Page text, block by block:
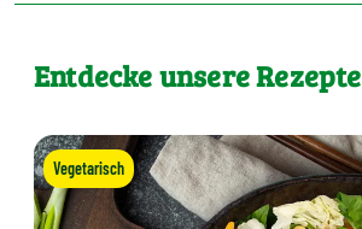
Entdecke unsere Rezepte
Vegetarisch